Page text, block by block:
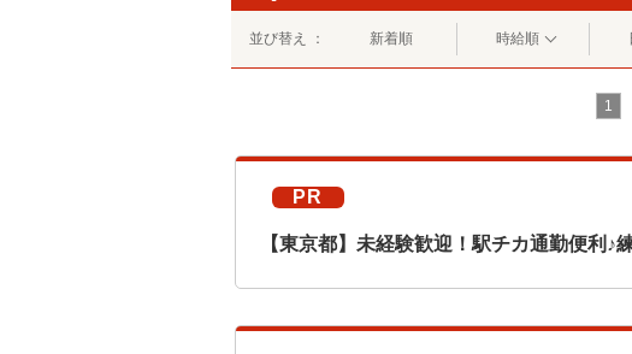
並び替え ： 新着順 時給順
1
PR
【東京都】未経験歓迎！駅チカ通勤便利♪